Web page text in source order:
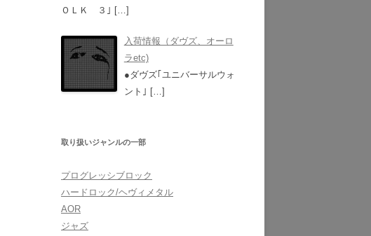
ＯＬＫ ３｣ […]
入荷情報（ダヴズ、オーロ
ラetc)
●ダヴズ｢ユニバーサルウォ
ント｣ […]
取り扱いジャンルの一部
プログレッシブロック
ハードロック/ヘヴィメタル
AOR
ジャズ